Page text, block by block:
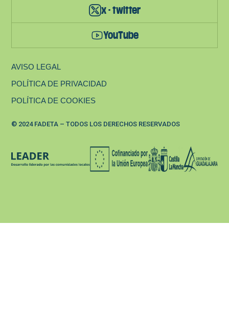
x - twitter
YouTube
© 2024 FADETA – TODOS LOS DERECHOS RESERVADOS
AVISO LEGAL
POLÍTICA DE PRIVACIDAD
POLÍTICA DE COOKIES